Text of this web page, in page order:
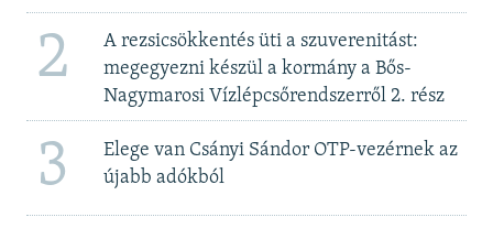
2
A rezsicsökkentés üti a szuverenitást:
megegyezni készül a kormány a Bős-
Nagymarosi Vízlépcsőrendszerről 2. rész
3
Elege van Csányi Sándor OTP-vezérnek az
újabb adókból